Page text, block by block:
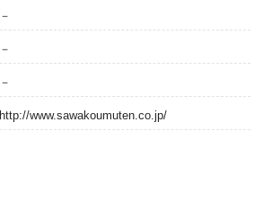
－
－
－
http://www.sawakoumuten.co.jp/